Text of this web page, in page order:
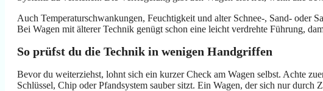
Auch Temperaturschwankungen, Feuchtigkeit und alter Schnee-, Sand- oder
Bei Wagen mit älterer Technik genügt schon eine leicht verdrehte Führung,
So prüfst du die Technik in wenigen Handgriffen
Bevor du weiterziehst, lohnt sich ein kurzer Check am Wagen selbst. Achte
Schlüssel, Chip oder Pfandsystem sauber sitzt. Ein Wagen, der sich nur